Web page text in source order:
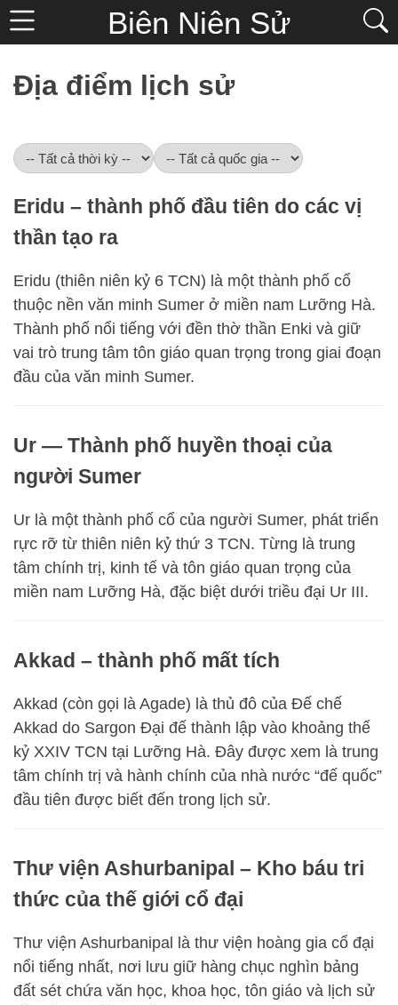
Biên Niên Sử
Địa điểm lịch sử
Eridu – thành phố đầu tiên do các vị
thần tạo ra
Eridu (thiên niên kỷ 6 TCN) là một thành phố cổ
thuộc nền văn minh Sumer ở miền nam Lưỡng Hà.
Thành phố nổi tiếng với đền thờ thần Enki và giữ
vai trò trung tâm tôn giáo quan trọng trong giai đoạn
đầu của văn minh Sumer.
Ur — Thành phố huyền thoại của
người Sumer
Ur là một thành phố cổ của người Sumer, phát triển
rực rỡ từ thiên niên kỷ thứ 3 TCN. Từng là trung
tâm chính trị, kinh tế và tôn giáo quan trọng của
miền nam Lưỡng Hà, đặc biệt dưới triều đại Ur III.
Akkad – thành phố mất tích
Akkad (còn gọi là Agade) là thủ đô của Đế chế
Akkad do Sargon Đại đế thành lập vào khoảng thế
kỷ XXIV TCN tại Lưỡng Hà. Đây được xem là trung
tâm chính trị và hành chính của nhà nước “đế quốc”
đầu tiên được biết đến trong lịch sử.
Thư viện Ashurbanipal – Kho báu tri
thức của thế giới cổ đại
Thư viện Ashurbanipal là thư viện hoàng gia cổ đại
nổi tiếng nhất, nơi lưu giữ hàng chục nghìn bảng
đất sét chứa văn học, khoa học, tôn giáo và lịch sử